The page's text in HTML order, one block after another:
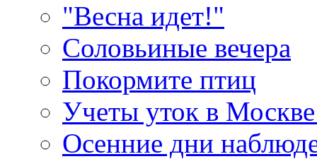
"Весна идет!"
Соловьиные вечера
Покормите птиц
Учеты уток в
Осенние дни